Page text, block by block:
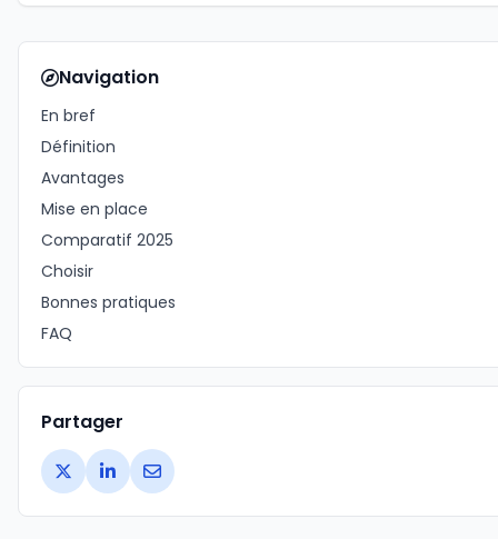
Navigation
En bref
Définition
Avantages
Mise en place
Comparatif 2025
Choisir
Bonnes pratiques
FAQ
Partager